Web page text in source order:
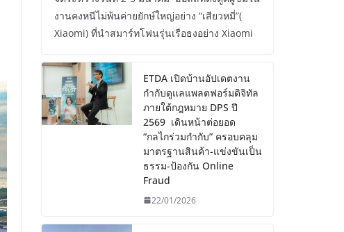
งานคงหนีไม่พ้นค่ายยักษ์ใหญ่อย่าง “เสียวหมี่”(
Xiaomi) ที่นำสมาร์ทโฟนรุ่นเรือธงอย่าง Xiaomi
ETDA เปิดบ้านอัปเดตงาน
กำกับดูแลแพลตฟอร์มดิจิทัล
ภายใต้กฎหมาย DPS ปี
2569 เดินหน้าต่อยอด
“กลไกร่วมกำกับ” ครอบคลุม
มาตรฐานสินค้า-แข่งขันเป็น
ธรรม-ป้องกัน Online
Fraud
22/01/2026